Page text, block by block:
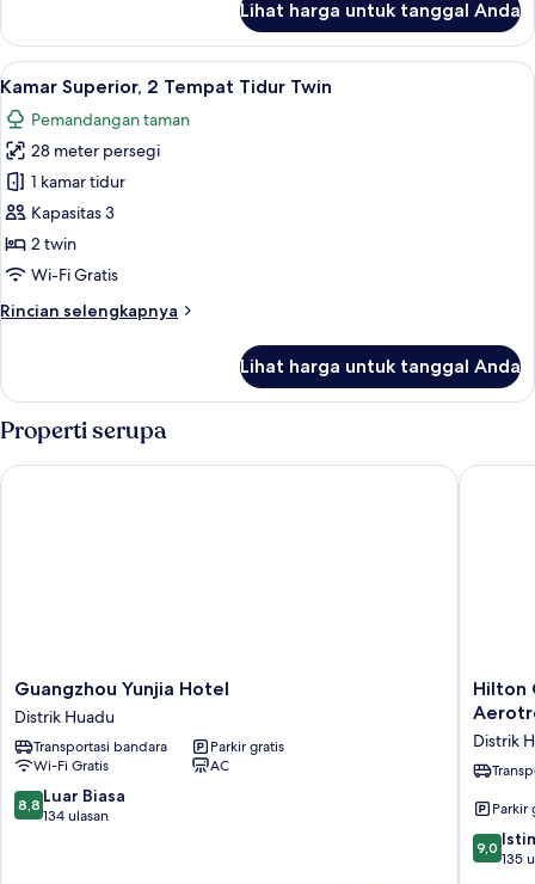
Kamar
Superior,
1
Tempat
Tidur
King
Lihat harga untuk tanggal Anda
Lihat
semua
foto
untuk
Kamar
Superior,
2
Tempat
Twin
Minibar, meja kerja, ruang kerja
4
Kamar Superior, 2 Tempat Tidur Twin
Pemandangan taman
28 meter persegi
1 kamar tidur
Kapasitas 3
2 twin
Wi-Fi Gratis
Rincian selengkapnya
Rincian
Kamar
Superior,
2
Tempat
Tidur
Lihat harga untuk tanggal Anda
Properti serupa
Guangzhou
Yunjia
Hotel
Distrik
Huadu
Guangzhou Yunjia Hotel
Distrik Huadu
Transportasi bandara
Parkir gratis
Wi-Fi Gratis
AC
8.8
dari
8,8 Luar Biasa
134 ulasan
Guangzhou Yunjia Hotel
Hilton
Garden
Airport
Distrik
Huadu
Hilton
Distrik
Parkir
9.0
dari
9,0
135
Hilton